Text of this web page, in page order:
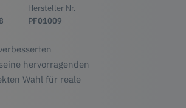
Hersteller Nr.
PF01009
hervorragenden
Wahl für reale